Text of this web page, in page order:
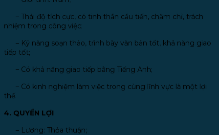
– Thái độ tích cực, có tinh thần cầu tiến, chăm chỉ, trách
nhiệm trong công việc;
– Kỹ năng soạn thảo, trình bày văn bản tốt, khả năng giao
tiếp tốt;
– Có khả năng giao tiếp bằng Tiếng Anh;
– Có kinh nghiệm làm việc trong cùng lĩnh vực là một lợi
thế.
4. QUYỀN LỢI
– Lương: Thỏa thuận;